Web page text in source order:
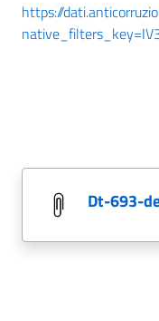
https://
dt-693-